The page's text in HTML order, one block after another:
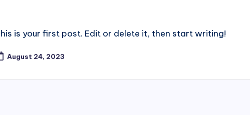
is your first post. Edit or delete it, then start writing!
August 24, 2023